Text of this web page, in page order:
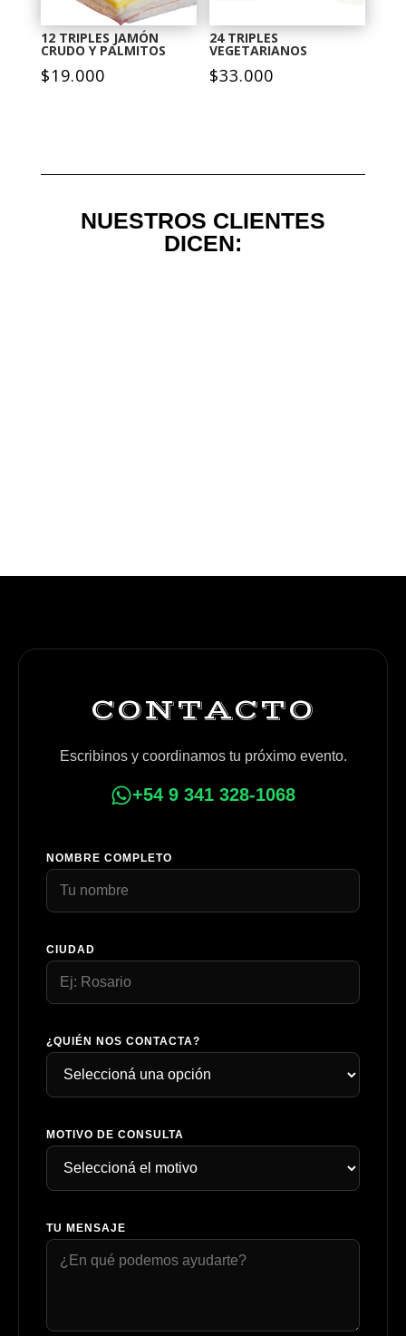
12 TRIPLES JAMÓN
CRUDO Y PALMITOS
$19.000
24 TRIPLES
VEGETARIANOS
$33.000
NUESTROS CLIENTES
DICEN:
CONTACTO
Escribinos y coordinamos tu próximo evento.
+54 9 341 328-1068
NOMBRE COMPLETO
CIUDAD
¿QUIÉN NOS CONTACTA?
MOTIVO DE CONSULTA
TU MENSAJE